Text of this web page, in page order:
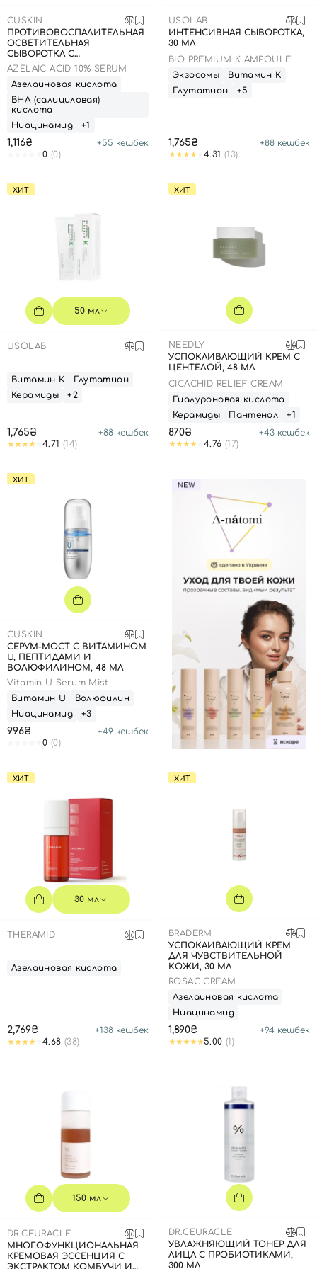
Кремы для тела с SPF
Миниатюры
Карбокситерапия
Бьюти Гаджеты
Автозагар
Шея и декольте
Для мужчин
Специальный уход
Для детей
Для мужчин
Дезодоранты
Интимный уход
Автозагар
CUSKIN
ПРОТИВОВОСПАЛИТЕЛЬНАЯ
ОСВЕТИТЕЛЬНАЯ
СЫВОРОТКА С
АЗЕЛАИНОВОЙ КИСЛОТОЙ,
AZELAIC ACID 10% SERUM
Азелаиновая кислота
ВНА (салициловая)
кислота
Ниацинамид
+1
1,116₴ +55 кешбек
0 (0)
USOLAB
ИНТЕНСИВНАЯ СЫВОРОТКА,
30 МЛ
BIO PREMIUM K AMPOULE
Экзосомы
Витамин К
Глутатион
+5
1,765₴ +88 кешбек
4.31 (13)
ХИТ
50 мл
USOLAB
Витамин К
Глутатион
Керамиды
+2
1,765₴ +88 кешбек
4.71 (14)
ХИТ
NEEDLY
УСПОКАИВАЮЩИЙ КРЕМ С
ЦЕНТЕЛОЙ, 48 МЛ
CICACHID RELIEF CREAM
Гиалуроновая кислота
Керамиды
Пантенол +1
870₴ +43 кешбек
4.76 (17)
ХИТ
CUSKIN
СЕРУМ-МОСТ С ВИТАМИНОМ
U, ПЕПТИДАМИ И
ВОЛЮФИЛИНОМ, 48 МЛ
Vitamin U Serum Mist
Витамин U
Волюфилин
Ниацинамид
+3
996₴ +49 кешбек
0 (0)
ХИТ
30 мл
THERAMID
Азелаиновая кислота
2,769₴ +138 кешбек
4.68 (38)
ХИТ
BRADERM
УСПОКАИВАЮЩИЙ КРЕМ
ДЛЯ ЧУВСТВИТЕЛЬНОЙ
КОЖИ, 30 МЛ
ROSAC CREAM
Азелаиновая кислота
Ниацинамид
1,890₴ +94 кешбек
5.00 (1)
150 мл
DR.CEURACLE
МНОГОФУНКЦИОНАЛЬНАЯ
КРЕМОВАЯ ЭССЕНЦИЯ С
ЭКСТРАКТОМ КОМБУЧИ И
DR.CEURACLE
УВЛАЖНЯЮЩИЙ ТОНЕР ДЛЯ
ЛИЦА С ПРОБИОТИКАМИ,
300 МЛ
Вход Регистрация